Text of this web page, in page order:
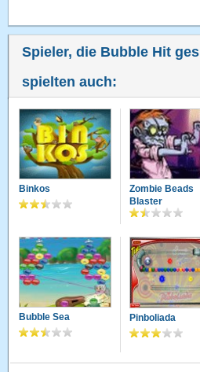
Spieler, die Bubble Hit
spielten auch:
Binkos
Zombie Beads
Blaster
Bubble Sea Pinboliada